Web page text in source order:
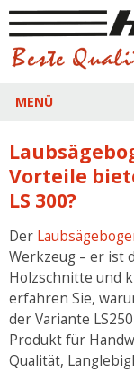
MENÜ
Vorteile
LS 300?
Der
Werkzeug – er ist
Holzschnitte und
erfahren Sie,
der Variante
Produkt für
Qualität,